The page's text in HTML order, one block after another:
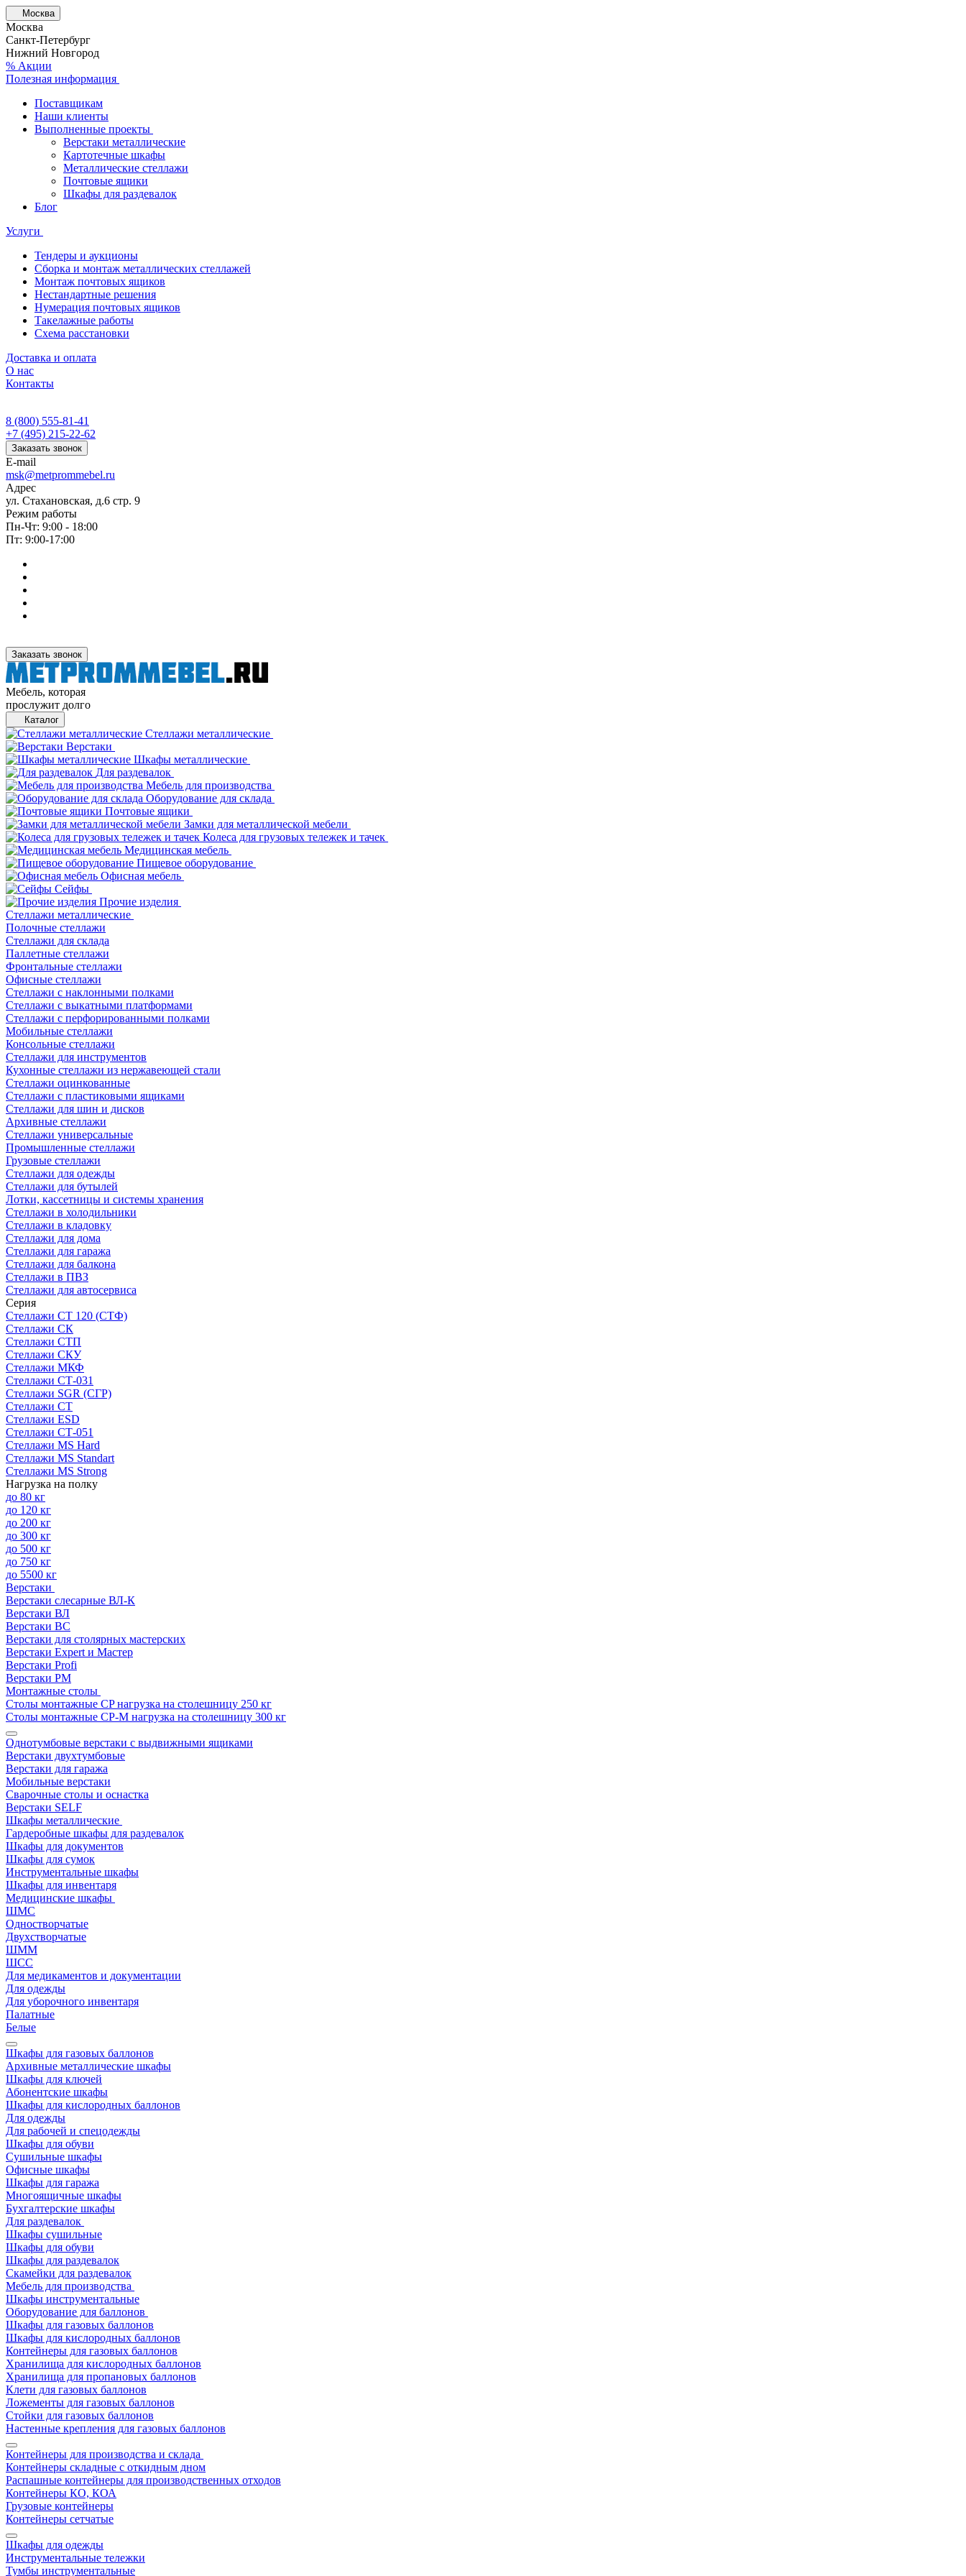
Москва
Москва
Санкт-Петербург
Нижний Новгород
% Акции
Полезная информация
Поставщикам
Наши клиенты
Выполненные проекты
Верстаки металлические
Картотечные шкафы
Металлические стеллажи
Почтовые ящики
Шкафы для раздевалок
Блог
Услуги
Тендеры и аукционы
Сборка и монтаж металлических стеллажей
Монтаж почтовых ящиков
Нестандартные решения
Нумерация почтовых ящиков
Такелажные работы
Схема расстановки
Доставка и оплата
О нас
Контакты
8 (800) 555-81-41
+7 (495) 215-22-62
Заказать звонок
E-mail
msk@metprommebel.ru
Адрес
ул. Стахановская, д.6 стр. 9
Режим работы
Пн-Чт: 9:00 - 18:00
Пт: 9:00-17:00
Заказать звонок
Мебель, которая
прослужит долго
Каталог
Стеллажи металлические
Верстаки
Шкафы металлические
Для раздевалок
Мебель для производства
Оборудование для склада
Почтовые ящики
Замки для металлической мебели
Колеса для грузовых тележек и тачек
Медицинская мебель
Пищевое оборудование
Офисная мебель
Сейфы
Прочие изделия
Стеллажи металлические
Полочные стеллажи
Стеллажи для склада
Паллетные стеллажи
Фронтальные стеллажи
Офисные стеллажи
Стеллажи с наклонными полками
Стеллажи с выкатными платформами
Стеллажи с перфорированными полками
Мобильные стеллажи
Консольные стеллажи
Стеллажи для инструментов
Кухонные стеллажи из нержавеющей стали
Стеллажи оцинкованные
Стеллажи с пластиковыми ящиками
Стеллажи для шин и дисков
Архивные стеллажи
Стеллажи универсальные
Промышленные стеллажи
Грузовые стеллажи
Стеллажи для одежды
Стеллажи для бутылей
Лотки, кассетницы и системы хранения
Стеллажи в холодильники
Стеллажи в кладовку
Стеллажи для дома
Стеллажи для гаража
Стеллажи для балкона
Стеллажи в ПВЗ
Стеллажи для автосервиса
Серия
Стеллажи СТ 120 (СТФ)
Стеллажи СК
Стеллажи СТП
Стеллажи СКУ
Стеллажи МКФ
Стеллажи СТ-031
Стеллажи SGR (СГР)
Стеллажи СТ
Стеллажи ESD
Стеллажи СТ-051
Стеллажи MS Hard
Стеллажи MS Standart
Стеллажи MS Strong
Нагрузка на полку
до 80 кг
до 120 кг
до 200 кг
до 300 кг
до 500 кг
до 750 кг
до 5500 кг
Верстаки
Верстаки слесарные ВЛ-К
Верстаки ВЛ
Верстаки ВС
Верстаки для столярных мастерских
Верстаки Expert и Мастер
Верстаки Profi
Верстаки РМ
Монтажные столы
Столы монтажные СP нагрузка на столешницу 250 кг
Столы монтажные СР-М нагрузка на столешницу 300 кг
Однотумбовые верстаки с выдвижными ящиками
Верстаки двухтумбовые
Верстаки для гаража
Мобильные верстаки
Сварочные столы и оснастка
Верстаки SELF
Шкафы металлические
Гардеробные шкафы для раздевалок
Шкафы для документов
Шкафы для сумок
Инструментальные шкафы
Шкафы для инвентаря
Медицинские шкафы
ШМС
Одностворчатые
Двухстворчатые
ШММ
ШСС
Для медикаментов и документации
Для одежды
Для уборочного инвентаря
Палатные
Белые
Шкафы для газовых баллонов
Архивные металлические шкафы
Шкафы для ключей
Абонентские шкафы
Шкафы для кислородных баллонов
Для одежды
Для рабочей и спецодежды
Шкафы для обуви
Сушильные шкафы
Офисные шкафы
Шкафы для гаража
Многоящичные шкафы
Бухгалтерские шкафы
Для раздевалок
Шкафы сушильные
Шкафы для обуви
Шкафы для раздевалок
Скамейки для раздевалок
Мебель для производства
Шкафы инструментальные
Оборудование для баллонов
Шкафы для газовых баллонов
Шкафы для кислородных баллонов
Контейнеры для газовых баллонов
Хранилища для кислородных баллонов
Хранилища для пропановых баллонов
Клети для газовых баллонов
Ложементы для газовых баллонов
Стойки для газовых баллонов
Настенные крепления для газовых баллонов
Контейнеры для производства и склада
Контейнеры складные с откидным дном
Распашные контейнеры для производственных отходов
Контейнеры КО, КОА
Грузовые контейнеры
Контейнеры сетчатые
Шкафы для одежды
Инструментальные тележки
Тумбы инструментальные